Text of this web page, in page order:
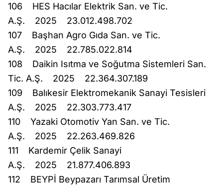
106 HES Hacılar Elektrik San. ve Tic.
A.Ş. 2025 23.012.498.702
107 Başhan Agro Gıda San. ve Tic.
A.Ş. 2025 22.785.022.814
108 Daikin Isıtma ve Soğutma Sistemleri San.
Tic. A.Ş. 2025 22.364.307.189
109 Balıkesir Elektromekanik Sanayi Tesisleri
A.Ş. 2025 22.303.773.417
110 Yazaki Otomotiv Yan San. ve Tic.
A.Ş. 2025 22.263.469.826
111 Kardemir Çelik Sanayi
A.Ş. 2025 21.877.406.893
112 BEYPİ Beypazarı Tarımsal Üretim